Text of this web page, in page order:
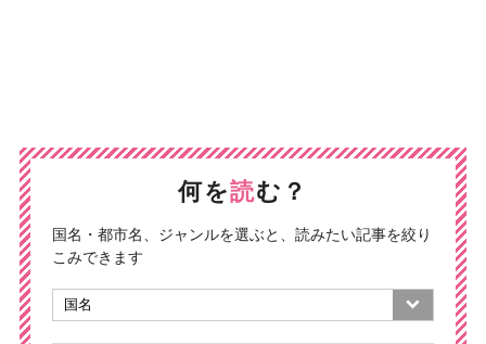
何を読む？
国名・都市名、ジャンルを選ぶと、読みたい記事を絞り
こみできます